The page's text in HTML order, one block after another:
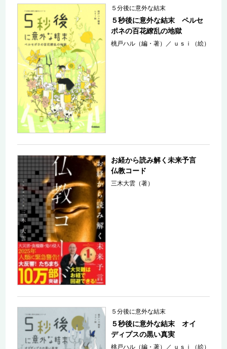
５分後に意外な結末
５秒後に意外な結末 ペルセ
ポネの百花繚乱の地獄
桃戸ハル（編・著） ／ ｕｓｉ（絵）
お経から読み解く未来予言
仏教コード
三木大雲（著）
５分後に意外な結末
５秒後に意外な結末 オイ
ディプスの黒い真実
桃戸ハル（編・著） ／ ｕｓｉ（絵）